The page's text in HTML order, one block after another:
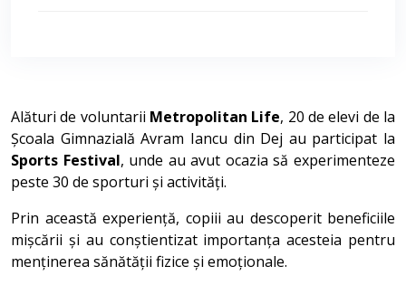
Alături de voluntarii Metropolitan Life, 20 de elevi de la
Școala Gimnazială Avram Iancu din Dej au participat la
Sports Festival, unde au avut ocazia să experimenteze
peste 30 de sporturi și activități.
Prin această experiență, copiii au descoperit beneficiile
mișcării și au conștientizat importanța acesteia pentru
menținerea sănătății fizice și emoționale.